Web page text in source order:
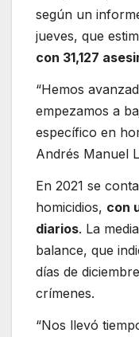
según un
jueves, que
con 31,127
“Hemos
empezamos a
específico en
Andrés Manuel
En 2021 se
homicidios, con
diarios. La
balance, que
días de
crímenes.
“Nos llevó